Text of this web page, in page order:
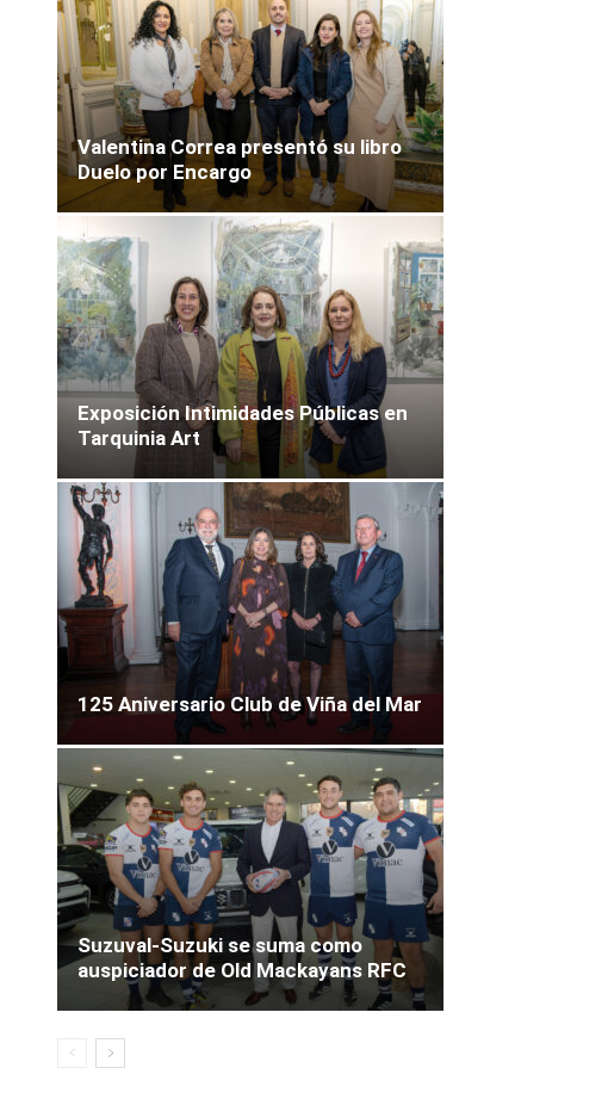
Valentina Correa presentó su libro
Duelo por Encargo
Exposición Intimidades Públicas en
Tarquinia Art
125 Aniversario Club de Viña del Mar
Suzuval-Suzuki se suma como
auspiciador de Old Mackayans RFC